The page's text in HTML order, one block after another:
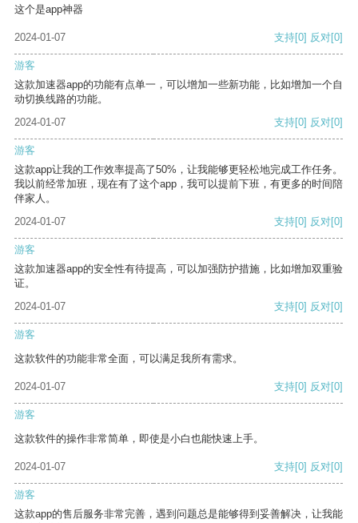
这个是app神器
2024-01-07 支持[0] 反对[0]
游客
这款加速器app的功能有点单一，可以增加一些新功能，比如增加一个自
动切换线路的功能。
2024-01-07
支持[0] 反对[0]
游客
这款app让我的工作效率提高了50%，让我能够更轻松地完成工作任务。
我以前经常加班，现在有了这个app，我可以提前下班，有更多的时间陪
伴家人。
2024-01-07
支持[0] 反对[0]
游客
这款加速器app的安全性有待提高，可以加强防护措施，比如增加双重验
证。
2024-01-07
支持[0] 反对[0]
游客
这款软件的功能非常全面，可以满足我所有需求。
2024-01-07 支持[0] 反对[0]
游客
这款软件的操作非常简单，即使是小白也能快速上手。
2024-01-07 支持[0] 反对[0]
游客
这款app的售后服务非常完善，遇到问题总是能够得到妥善解决，让我能